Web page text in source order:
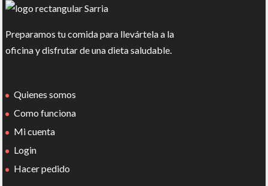
Preparamos tu comida para llevártela a la
oficina y disfrutar de una dieta saludable.
Quienes somos
Como funciona
Mi cuenta
Login
Hacer pedido